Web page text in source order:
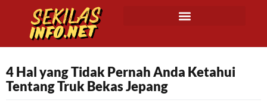
4 Hal yang Tidak Pernah Anda Ketahui
Tentang Truk Bekas Jepang